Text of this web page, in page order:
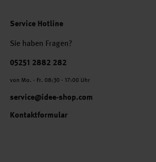
Service Hotline
Sie haben Fragen?
Telefonnummer
05251 2882 282
von Mo. - Fr. 08:30 - 17:00 Uhr
service@idee-shop.com
Kontaktformular